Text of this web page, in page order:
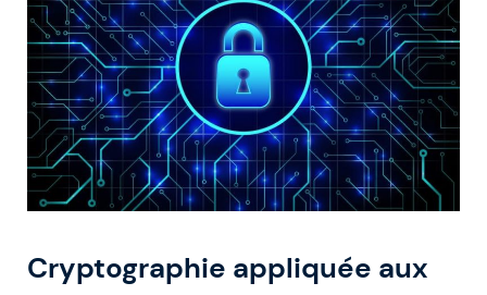
Cryptographie appliquée aux